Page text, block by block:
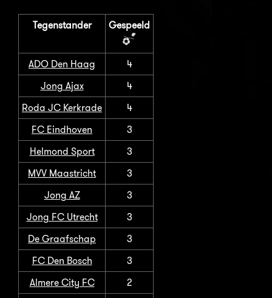
Tegenstander Gespeeld
ADO Den Haag
4
Jong Ajax
4
Roda JC Kerkrade
4
FC Eindhoven
3
Helmond Sport
3
MVV Maastricht
3
Jong AZ
3
Jong FC Utrecht
3
De Graafschap
3
FC Den Bosch
3
Almere City FC
2